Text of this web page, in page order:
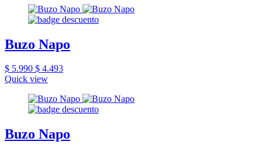
Buzo Napo
$ 5.990 $ 4.493
Quick view
Buzo Napo